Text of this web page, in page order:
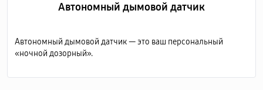
Автономный дымовой датчик
Автономный дымовой датчик — это ваш персональный
«ночной дозорный».